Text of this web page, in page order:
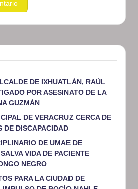
DE IXHUATLÁN, RAÚL
POR ASESINATO DE LA
GUZMÁN
DE VERACRUZ CERCA DE
DE DISCAPACIDAD
DE UMAE DE
VIDA DE PACIENTE
NEGRO
PARA LA CIUDAD DE